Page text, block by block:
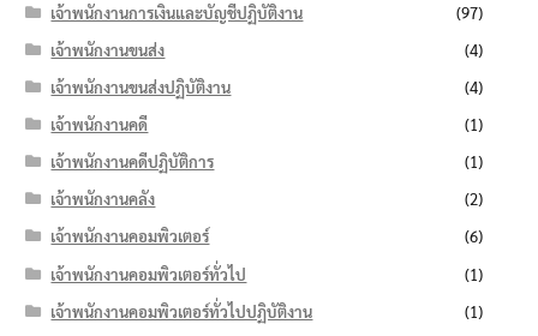
เจ้าพนักงานการเงินและบัญชีปฏิบัติงาน
(97)
เจ้าพนักงานขนส่ง
(4)
เจ้าพนักงานขนส่งปฏิบัติงาน
(4)
เจ้าพนักงานคดี
(1)
เจ้าพนักงานคดีปฏิบัติการ
(1)
เจ้าพนักงานคลัง
(2)
เจ้าพนักงานคอมพิวเตอร์
(6)
เจ้าพนักงานคอมพิวเตอร์ทั่วไป
(1)
เจ้าพนักงานคอมพิวเตอร์ทั่วไปปฏิบัติงาน
(1)